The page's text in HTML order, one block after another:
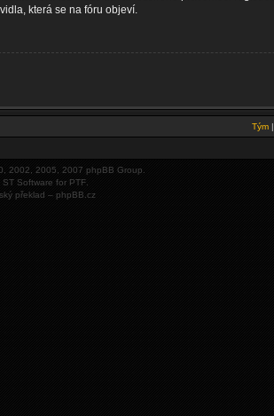
která se na fóru objeví.
Tým |
2002, 2005, 2007 phpBB Group.
ST Software for PTF.
překlad – phpBB.cz